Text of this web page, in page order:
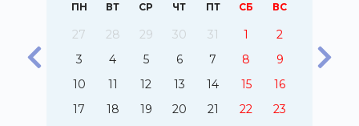
ПН ВТ СР ЧТ ПТ СБ ВС
27 28 29 30 31 1
2
3
4 5 6 7 8
9
10
11 12 13 14 15
16
17
18 19 20 21 22
23